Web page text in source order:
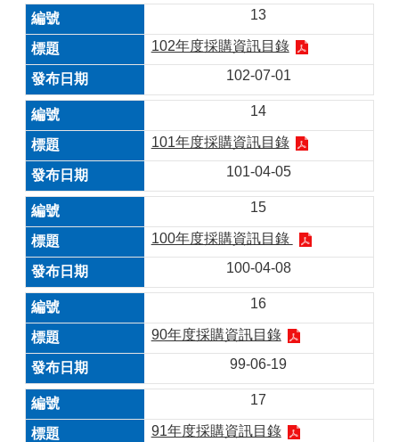
13
102年度採購資訊目錄
102-07-01
14
101年度採購資訊目錄
101-04-05
15
100年度採購資訊目錄
100-04-08
16
90年度採購資訊目錄
99-06-19
17
91年度採購資訊目錄